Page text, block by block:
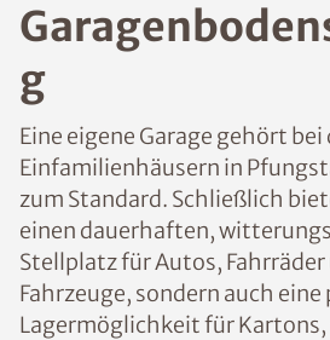
g
Eine eigene Garage gehört
Einfamilienhäusern in
zum Standard. Schließlich
einen dauerhaften,
Stellplatz für Autos, Fahrräder
Fahrzeuge, sondern auch
Lagermöglichkeit für